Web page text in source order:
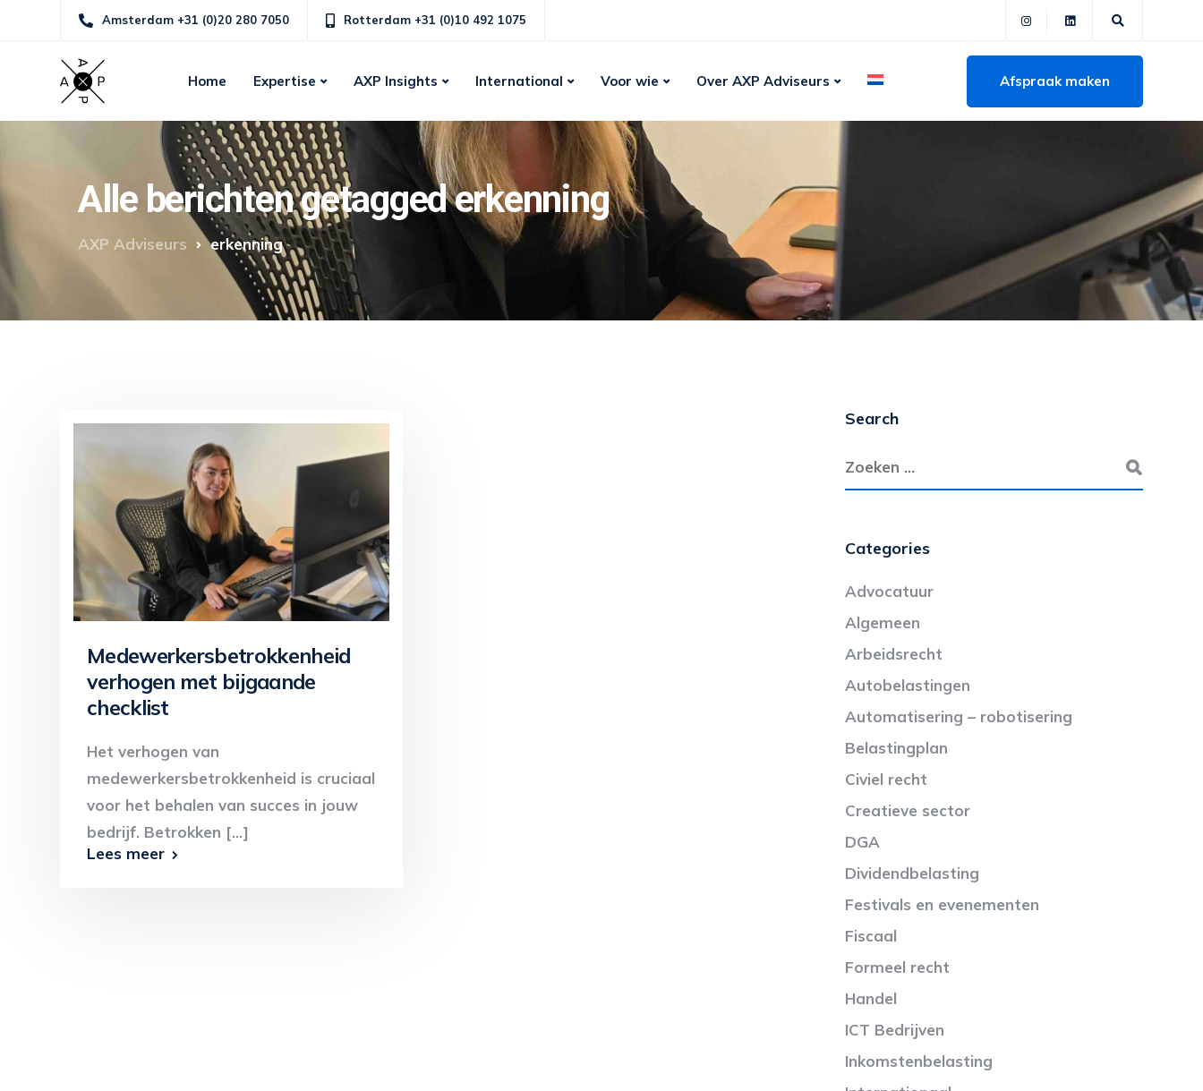
Amsterdam +31 (0)20 280 7050 Rotterdam +31 (0)10 492 1075
Home Expertise AXP Insights International Voor wie Over AXP Adviseurs Afspraak maken
Alle berichten getagged erkenning
AXP Adviseurs erkenning
Medewerkersbetrokkenheid
verhogen met bijgaande
checklist
Het verhogen van
medewerkersbetrokkenheid is cruciaal
voor het behalen van succes in jouw
bedrijf. Betrokken [...]
Lees meer
Search
Categories
Advocatuur
Algemeen
Arbeidsrecht
Autobelastingen
Automatisering – robotisering
Belastingplan
Civiel recht
Creatieve sector
DGA
Dividendbelasting
Festivals en evenementen
Fiscaal
Formeel recht
Handel
ICT Bedrijven
Inkomstenbelasting